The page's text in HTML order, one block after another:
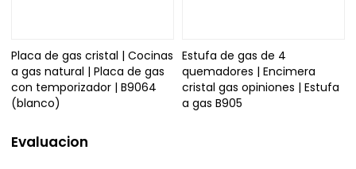
Placa de gas cristal | Cocinas
a gas natural | Placa de gas
con temporizador | B9064
(blanco)
Estufa de gas de 4
quemadores | Encimera
cristal gas opiniones | Estufa
a gas B905
Evaluacion